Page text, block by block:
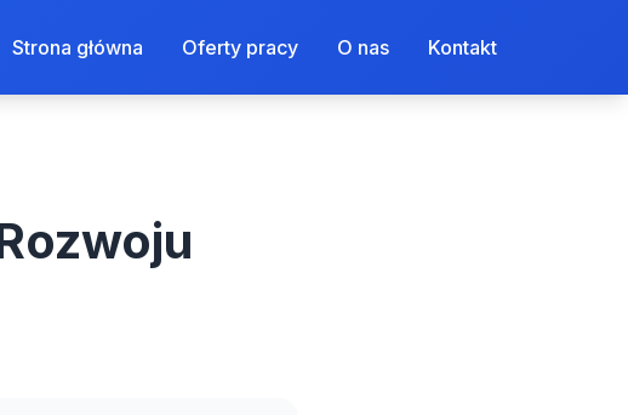
Strona główna Oferty pracy O nas Kontakt